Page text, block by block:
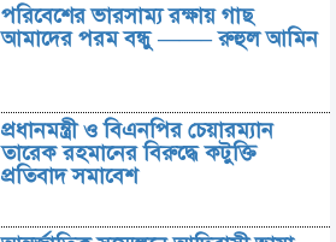
পরিবেশের ভারসাম্য রক্ষায় গাছ
আমাদের পরম বন্ধু ——– রুহুল আমিন
প্রধানমন্ত্রী ও বিএনপির চেয়ারম্যান
তারেক রহমানের বিরুদ্ধে কটুক্তি
প্রতিবাদ সমাবেশ